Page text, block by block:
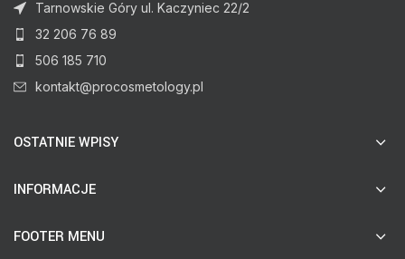
Tarnowskie Góry ul. Kaczyniec 22/2
32 206 76 89
506 185 710
kontakt@procosmetology.pl
OSTATNIE WPISY
INFORMACJE
FOOTER MENU